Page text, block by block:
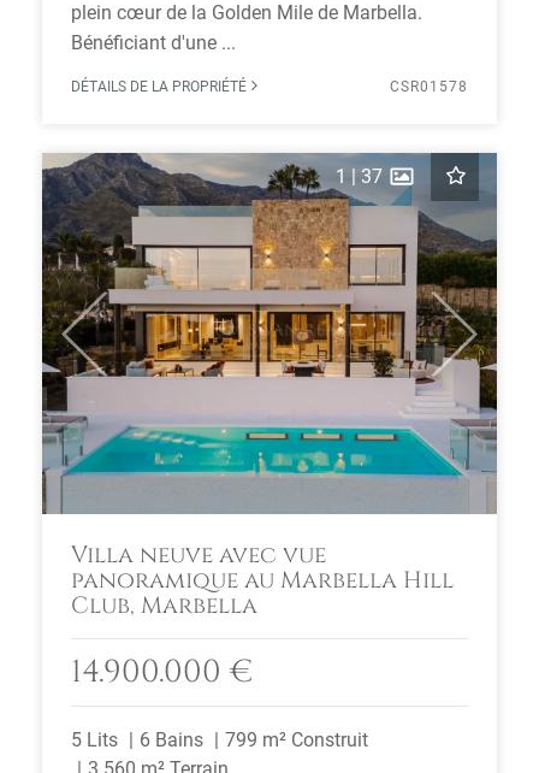
plein cœur de la Golden Mile de Marbella.
Bénéficiant d'une ...
DÉTAILS DE LA PROPRIÉTÉ CSR01578
Previous Next
1 | 37
Villa neuve avec vue
panoramique au Marbella Hill
Club, Marbella
14.900.000 €
5 Lits 6 Bains
799 m² Construit